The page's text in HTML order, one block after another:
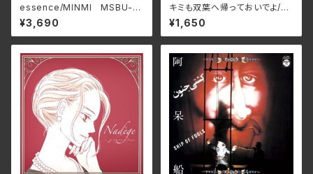
essence/MINMI MSBU-0
01
¥3,690
キミも双葉へ帰っておいでよ/た
かはしごう APM-0001(仕様:
CD)
¥1,650